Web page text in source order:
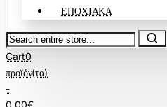
ΕΠΟΧΙΑΚΑ
Search
entire
store...
Cart0
προϊόν(τα)
-
0,00€